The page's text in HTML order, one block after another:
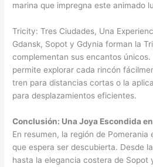
marina que impregna este animado
Tricity: Tres Ciudades, Una
Gdansk, Sopot y Gdynia forman la
complementan sus encantos
permite explorar cada rincón
tren para distancias cortas o la
para desplazamientos eficientes.
Conclusión: Una Joya Escondida
En resumen, la región de Pomerania
que espera ser descubierta. Desde
hasta la elegancia costera de Sopot